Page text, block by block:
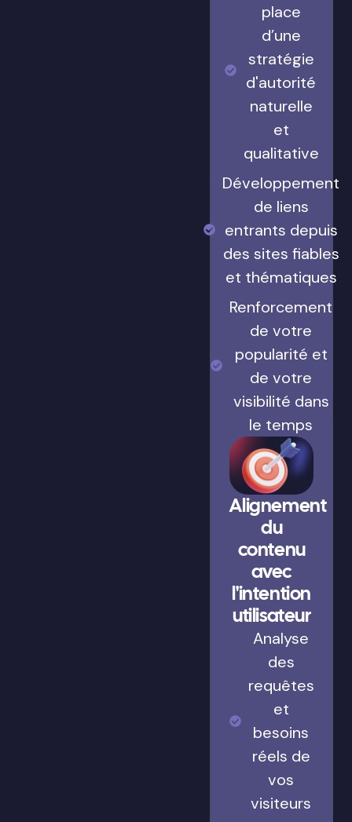
place
d’une
stratégie
d'autorité
naturelle
et
qualitative
Développement
de liens
entrants depuis
des sites fiables
et thématiques
Renforcement
de votre
popularité et
de votre
visibilité dans
le temps
Alignement
du
contenu
avec
l'intention
utilisateur
Analyse
des
requêtes
et
besoins
réels de
vos
visiteurs